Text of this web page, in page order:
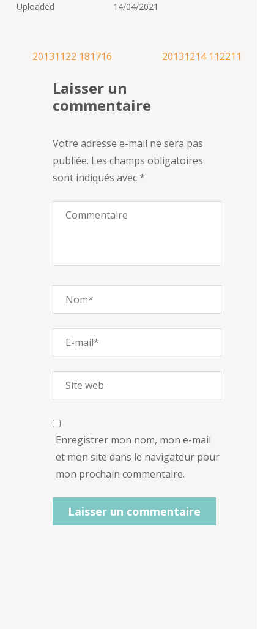
Uploaded 14/04/2021
Navigation
l’article
20131122 181716 20131214 112211
Laisser un
commentaire
Votre adresse e-mail ne sera pas
publiée. Les champs obligatoires
sont indiqués avec*
Enregistrer mon nom, mon e-mail
et mon site dans le navigateur pour
mon prochain commentaire.